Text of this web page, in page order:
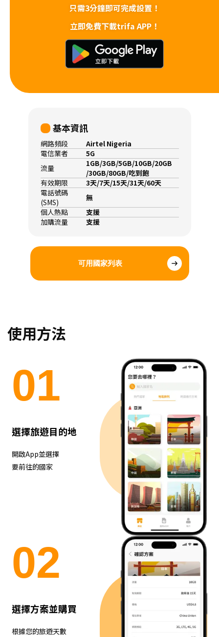
只需3分鐘即可完成設置！
立即免費下載trifa APP！
基本資訊
網路頻段
Airtel Nigeria
電信業者
5G
流量
1GB/3GB/5GB/10GB/20GB
/30GB/80GB/吃到飽
有效期限
3天/7天/15天/31天/60天
電話號碼
(SMS)
無
個人熱點
支援
加購流量
支援
可用國家列表
使用方法
01
選擇旅遊目的地
開啟App並選擇
要前往的國家
02
選擇方案並購買
根據您的旅遊天數